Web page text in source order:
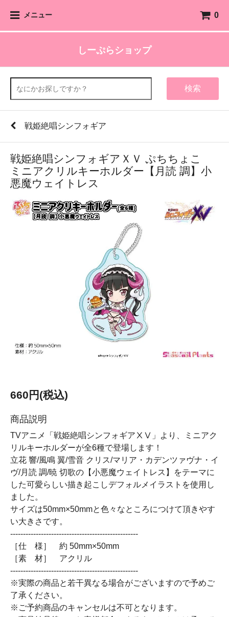
メニュー 0
しーぷらショップ
検索
戦姫絶唱シンフォギア
戦姫絶唱シンフォギアＸＶ ぷちちょこ
ミニアクリルキーホルダー【月読 調】小
悪魔ウェイトレス
660円(税込)
商品説明
TVアニメ「戦姫絶唱シンフォギアⅩⅤ」より、ミニアク
リルキーホルダーが全6種で登場します！
立花 響/風鳴 翼/雪音 クリス/マリア・カデンツァヴナ・イ
ヴ/月読 調/暁 切歌の【小悪魔ウェイトレス】をテーマに
した可愛らしい描き起こしデフォルメイラストを使用し
ました。
サイズは50mm×50mmと色々なところにつけて頂きやす
い大きさです。
--------------------------------------------------
［仕 様］ 約 50mm×50mm
［素 材］ アクリル
--------------------------------------------------
※実際の商品と若干異なる場合がございますので予めご
了承ください。
※ご予約商品のキャンセルは不可となります。